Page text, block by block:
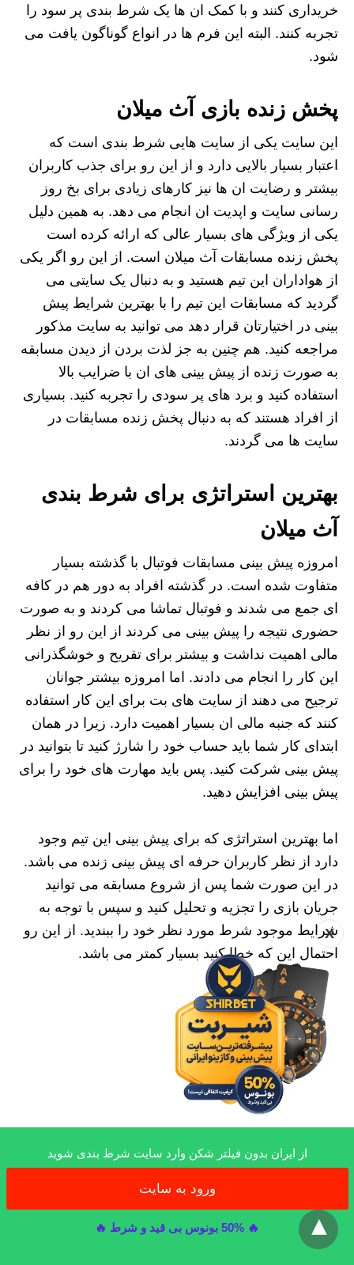
X
خریداری کنند و با کمک ان ها یک شرط بندی پر سود را
تجربه کنند. البته این فرم ها در انواع گوناگون یافت می
شود.
پخش زنده بازی آث میلان
این سایت یکی از سایت هایی شرط بندی است که
اعتبار بسیار بالایی دارد و از این رو برای جذب کاربران
بیشتر و رضایت ان ها نیز کارهای زیادی برای بخ روز
رسانی سایت و اپدیت ان انجام می دهد. به همین دلیل
یکی از ویژگی های بسیار عالی که ارائه کرده است
پخش زنده مسابقات آث میلان است. از این رو اگر یکی
از هواداران این تیم هستید و به دنبال یک سایتی می
گردید که مسابقات این تیم را با بهترین شرایط پیش
بینی در اختیارتان قرار دهد می توانید به سایت مذکور
مراجعه کنید. هم چنین به جز لذت بردن از دیدن مسابقه
به صورت زنده از پیش بینی های ان با ضرایب بالا
استفاده کنید و برد های پر سودی را تجربه کنید. بسیاری
از افراد هستند که به دنبال پخش زنده مسابقات در
سایت ها می گردند.
بهترین استراتژی برای شرط بندی
آث میلان
امروزه پیش بینی مسابقات فوتبال با گذشته بسیار
متفاوت شده است. در گذشته افراد به دور هم در کافه
ای جمع می شدند و فوتبال تماشا می کردند و به صورت
حضوری نتیجه را پیش بینی می کردند از این رو از نظر
مالی اهمیت نداشت و بیشتر برای تفریح و خوشگذرانی
این کار را انجام می دادند. اما امروزه بیشتر جوانان
ترجیح می دهند از سایت های بت برای این کار استفاده
کنند که جنبه مالی ان بسیار اهمیت دارد. زیرا در همان
ابتدای کار شما باید حساب خود را شارژ کنید تا بتوانید در
پیش بینی شرکت کنید. پس باید مهارت های خود را برای
پیش بینی افزایش دهید.
اما بهترین استراتژی که برای پیش بینی این تیم وجود
دارد از نظر کاربران حرفه ای پیش بینی زنده می باشد.
در این صورت شما پس از شروع مسابقه می توانید
جریان بازی را تجزیه و تحلیل کنید و سپس با توجه به
شرایط موجود شرط مورد نظر خود را ببندید. از این رو
احتمال این که خطا کنید بسیار کمتر می باشد.
از ایران بدون فیلتر شکن وارد سایت شرط بندی شوید
ورود به سایت
🔥 50% بونوس بی قید و شرط 🔥